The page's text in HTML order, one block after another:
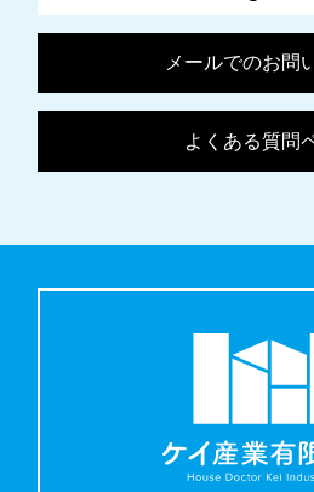
メールでのお問
よくある質問